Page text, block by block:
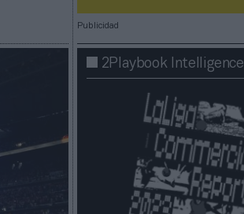
Publicidad
2Playbook